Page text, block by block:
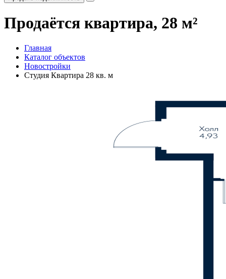
Продаётся квартира, 28 м²
Главная
Каталог объектов
Новостройки
Студия Квартира 28 кв. м